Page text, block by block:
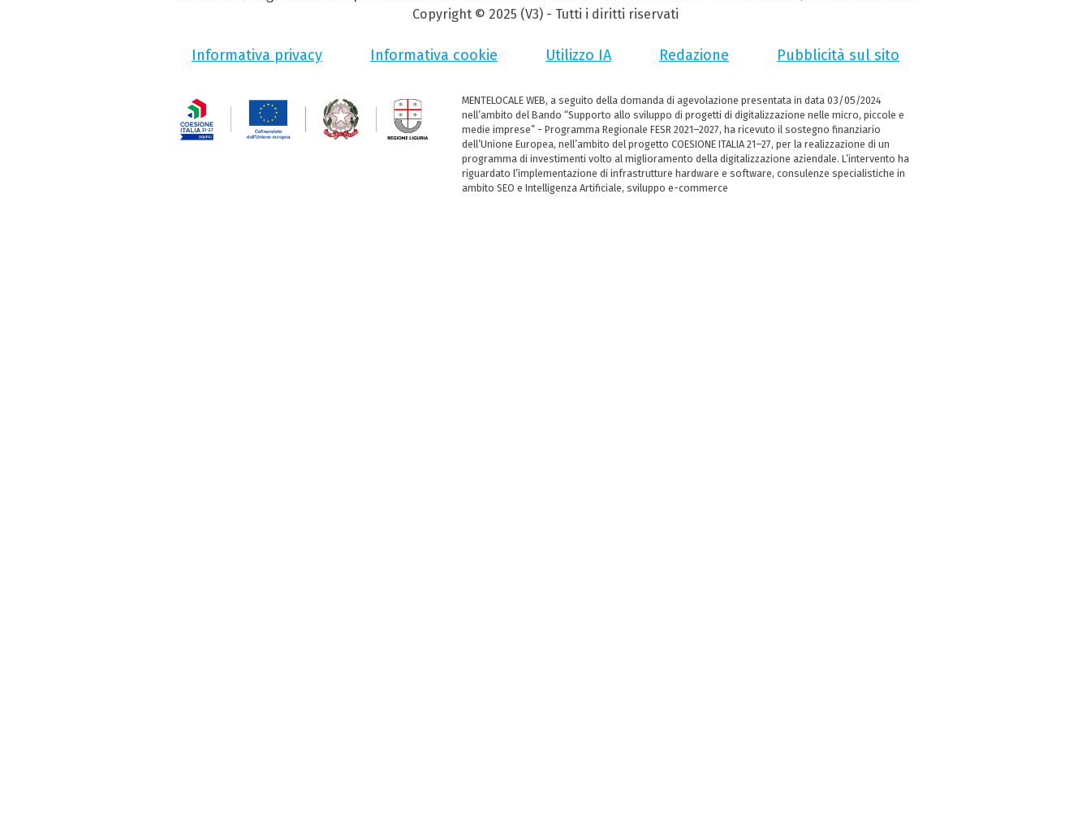
Copyright © 2025 (V3) - Tutti i diritti riservati
Informativa privacy Informativa cookie Utilizzo IA Redazione Pubblicità sul sito
MENTELOCALE WEB, a seguito della domanda di agevolazione presentata in data 03/05/2024
nell’ambito del Bando “Supporto allo sviluppo di progetti di digitalizzazione nelle micro, piccole e
medie imprese” - Programma Regionale FESR 2021–2027, ha ricevuto il sostegno finanziario
dell’Unione Europea, nell’ambito del progetto COESIONE ITALIA 21–27, per la realizzazione di un
programma di investimenti volto al miglioramento della digitalizzazione aziendale. L’intervento ha
riguardato l’implementazione di infrastrutture hardware e software, consulenze specialistiche in
ambito SEO e Intelligenza Artificiale, sviluppo e-commerce